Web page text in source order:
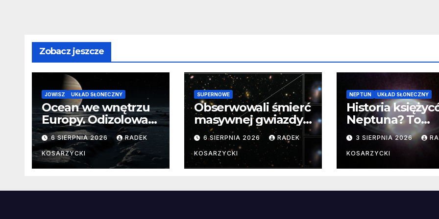
Zobacz jeszcze
JOWISZ UKŁAD SŁONECZNY
Ocean we wnętrzu
Europy. Odizolowani
przez lodową
barierę
6 SIERPNIA 2026 RADEK
KOSARZYCKI
SUPERNOWE
Obserwowali śmierć
masywnej gwiazdy
od samego
początku.
Niezwykle cenne
dane
6 SIERPNIA 2026 RADEK
KOSARZYCKI
NEPTUN UKŁAD SŁONECZNY
Historia
Neptuna? To
skomplikowane
3 SIERPNIA 2026
KOSARZYCKI